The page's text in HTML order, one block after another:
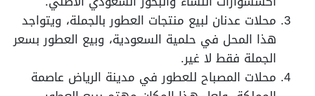
محلات عدنان لبيع منتجات العطور بالجملة، ويتواجد
هذا المحل في حلمية السعودية، وبيع العطور بسعر
الجملة فقط لا غير.
محلات المصباح للعطور في مدينة الرياض عاصمة